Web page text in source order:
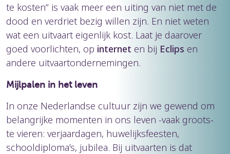
te kosten” is vaak meer een uiting van niet met de
dood en verdriet bezig willen zijn. En niet weten
wat een uitvaart eigenlijk kost. Laat je daarover
goed voorlichten, op internet en bij Eclips en
andere uitvaartondernemingen.
Mijlpalen in het leven
In onze Nederlandse cultuur zijn we gewend om
belangrijke momenten in ons leven -vaak groots-
te vieren: verjaardagen, huwelijksfeesten,
schooldiploma’s, jubilea. Bij uitvaarten is dat